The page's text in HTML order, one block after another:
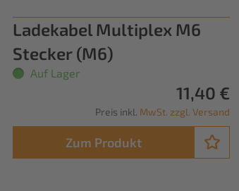
Ladekabel Multiplex M6
Stecker (M6)
Auf Lager
11,40 €
Preis inkl. MwSt. zzgl. Versand
Zum Produkt